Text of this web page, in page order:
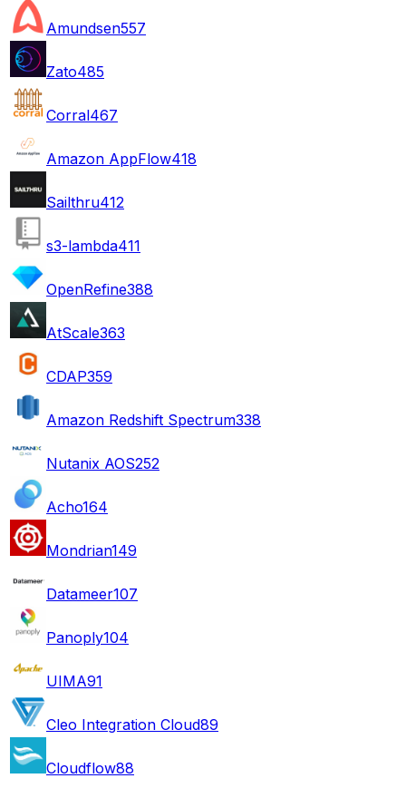
Amundsen557
Zato485
Corral467
Amazon AppFlow418
Sailthru412
s3-lambda411
OpenRefine388
AtScale363
CDAP359
Amazon Redshift Spectrum338
Nutanix AOS252
Acho164
Mondrian149
Datameer107
Panoply104
UIMA91
Cleo Integration Cloud89
Cloudflow88